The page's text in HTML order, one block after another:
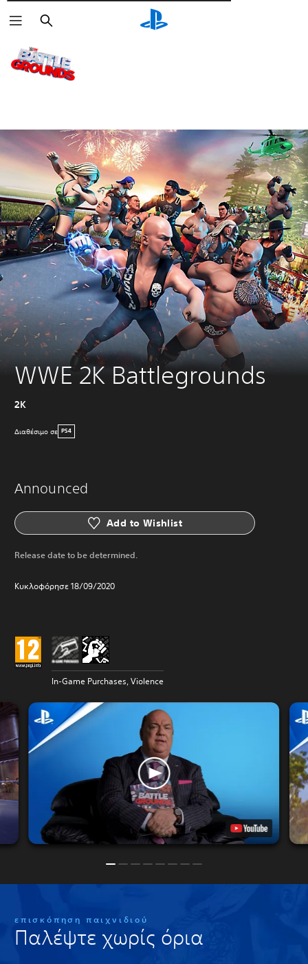
Αναζήτηση
WWE 2K Battlegrounds
2K
Διαθέσιμο σε PS4
Announced
Add to Wishlist
Release date to be determined.
Κυκλοφόρησε 18/09/2020
In-Game Purchases, Violence
επισκόπηση παιχνιδιού
Παλέψτε χωρίς όρια